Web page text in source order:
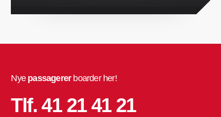
Nye passagererboarder her!
Tlf. 41 21 41 21